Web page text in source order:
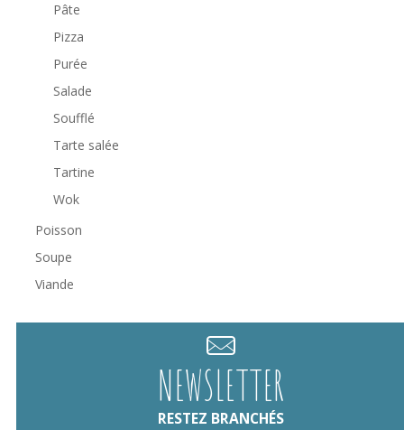
Pâte
Pizza
Purée
Salade
Soufflé
Tarte salée
Tartine
Wok
Poisson
Soupe
Viande
NEWSLETTER
RESTEZ BRANCHÉS